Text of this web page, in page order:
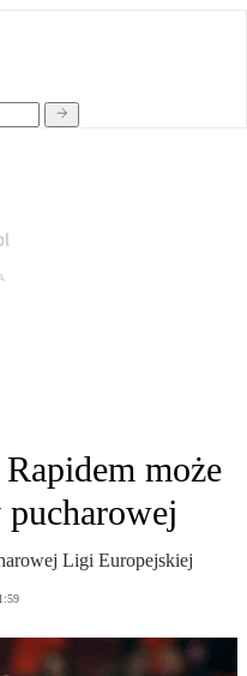
może
Ligi Europejskiej